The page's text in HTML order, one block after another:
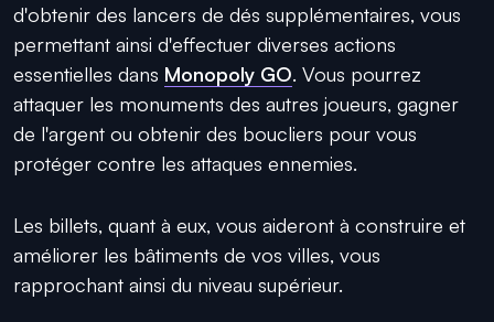
d'obtenir des lancers de dés supplémentaires, vous
permettant ainsi d'effectuer diverses actions
essentielles dans Monopoly GO. Vous pourrez
attaquer les monuments des autres joueurs, gagner
de l'argent ou obtenir des boucliers pour vous
protéger contre les attaques ennemies.
Les billets, quant à eux, vous aideront à construire et
améliorer les bâtiments de vos villes, vous
rapprochant ainsi du niveau supérieur.